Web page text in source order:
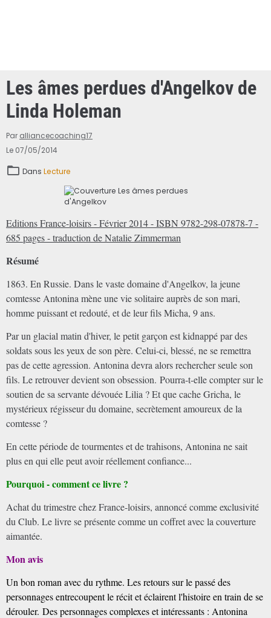
Les âmes perdues d'Angelkov de
Linda Holeman
Par alliancecoaching17
Le 07/05/2014
Dans Lecture
Editions France-loisirs - Février 2014 - ISBN 9782-298-07878-7 -
685 pages - traduction de Natalie Zimmerman
Résumé
1863. En Russie. Dans le vaste domaine d'Angelkov, la jeune
comtesse Antonina mène une vie solitaire auprès de son mari,
homme puissant et redouté, et de leur fils Micha, 9 ans.
Par un glacial matin d'hiver, le petit garçon est kidnappé par des
soldats sous les yeux de son père. Celui-ci, blessé, ne se remettra
pas de cette agression. Antonina devra alors rechercher seule son
fils. Le retrouver devient son obsession. Pourra-t-elle compter sur le
soutien de sa servante dévouée Lilia ? Et que cache Gricha, le
mystérieux régisseur du domaine, secrètement amoureux de la
comtesse ?
En cette période de tourmentes et de trahisons, Antonina ne sait
plus en qui elle peut avoir réellement confiance...
Pourquoi - comment ce livre ?
Achat du trimestre chez France-loisirs, annoncé comme exclusivité
du Club. Le livre se présente comme un coffret avec la couverture
aimantée.
Mon avis
Un bon roman avec du rythme. Les retours sur le passé des
personnages entrecoupent le récit et éclairent l'histoire en train de se
dérouler. Des personnages complexes et intéressants : Antonina